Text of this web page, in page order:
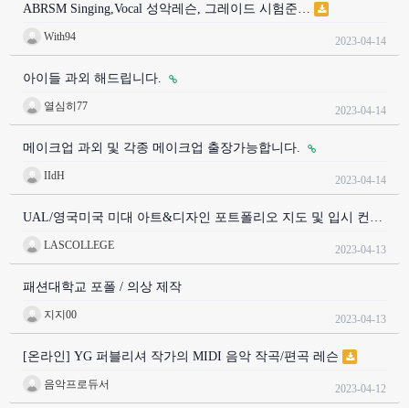
ABRSM Singing,Vocal 성악레슨, 그레이드 시험준…
With94 2023-04-14
아이들 과외 해드립니다.
열심히77 2023-04-14
메이크업 과외 및 각종 메이크업 출장가능합니다.
IIdH 2023-04-14
UAL/영국미국 미대 아트&디자인 포트폴리오 지도 및 입시 컨…
LASCOLLEGE 2023-04-13
패션대학교 포폴 / 의상 제작
지지00 2023-04-13
[온라인] YG 퍼블리셔 작가의 MIDI 음악 작곡/편곡 레슨
음악프로듀서 2023-04-12